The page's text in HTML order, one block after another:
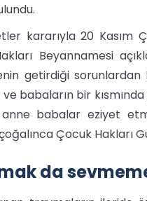
kararıyla 20
Beyannamesi
getirdiği
ve babaların bir
anne babalar eziyet
Çocuk Hakları
da